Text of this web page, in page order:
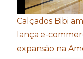
Calçados Bibi
lança e-
expansão na